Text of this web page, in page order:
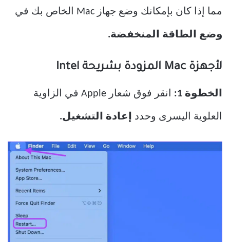
مما إذا كان بإمكانك وضع جهاز Mac الخاص بك في
وضع الطاقة المنخفضة.
لأجهزة Mac المزودة بشريحة Intel
الخطوة 1: انقر فوق شعار Apple في الزاوية
العلوية اليسرى وحدد إعادة التشغيل.